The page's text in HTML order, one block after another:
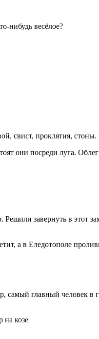
нибудь весёлое?
свист, проклятия, стоны.
они посреди луга.
завернуть в этот
а в Еледотополе
самый главный человек